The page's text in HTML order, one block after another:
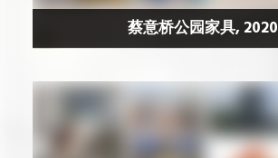
蔡意桥公园家具, 2020